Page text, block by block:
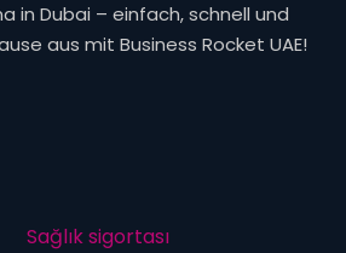
in Dubai – einfach, schnell und
aus mit Business Rocket UAE!
Sağlık sigortası